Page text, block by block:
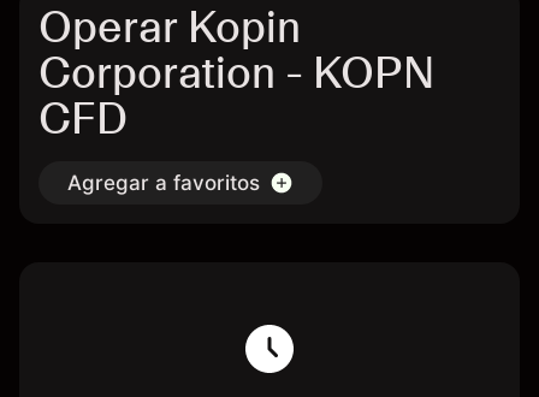
Operar Kopin
Corporation - KOPN
CFD
Agregar a favoritos